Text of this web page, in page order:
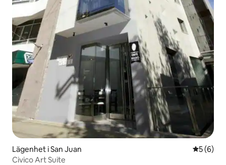
Lägenhet i San Juan 5 av 5 i
5 (6)
Civico Art Suite